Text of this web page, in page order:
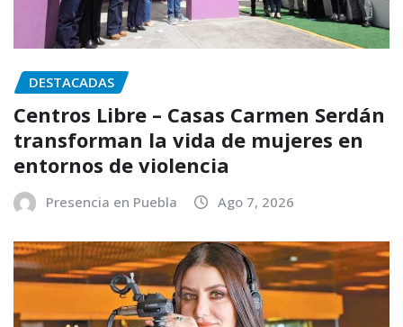
DESTACADAS
Centros Libre – Casas Carmen Serdán
transforman la vida de mujeres en
entornos de violencia
Presencia en Puebla Ago 7, 2026